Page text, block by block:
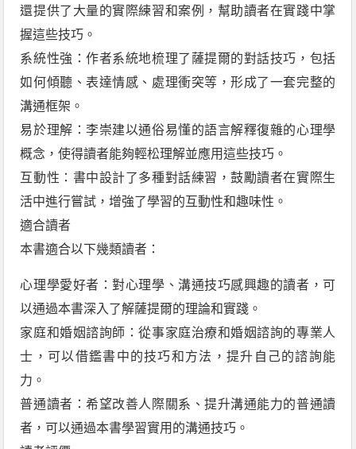
還提供了大量的實際練習和案例，幫助讀者在實踐中掌
握這些技巧。
系統性強：作者系統地梳理了薩提爾的對話技巧，包括
如何傾聽、表達情感、處理衝突等，形成了一套完整的
溝通框架。
易於理解：李崇建以通俗易懂的語言解釋復雜的心理學
概念，使得讀者能夠輕松理解並應用這些技巧。
互動性：書中設計了多種對話練習，鼓勵讀者在實際生
活中進行嘗試，增強了學習的互動性和趣味性。
適合讀者
本書適合以下幾類讀者：
心理學愛好者：對心理學、溝通技巧感興趣的讀者，可
以通過本書深入了解薩提爾的理論和實踐。
家庭和婚姻諮詢師：從事家庭治療和婚姻諮詢的專業人
士，可以借鑑書中的技巧和方法，提升自己的諮詢能
力。
普通讀者：希望改善人際關系、提升溝通能力的普通讀
者，可以通過本書學習實用的溝通技巧。